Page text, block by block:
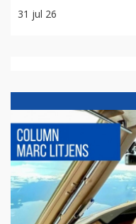
31 jul 26